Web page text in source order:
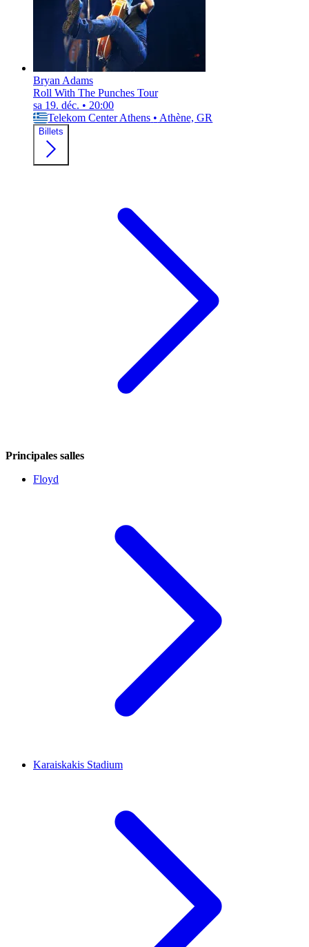
Bryan Adams
Roll With The Punches Tour
sa 19. déc. • 20:00
Telekom Center Athens • Athène, GR
Billets
Principales salles
Floyd
Karaiskakis Stadium